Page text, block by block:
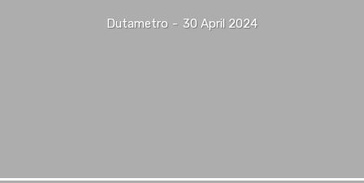
Dutametro - 30 April 2024